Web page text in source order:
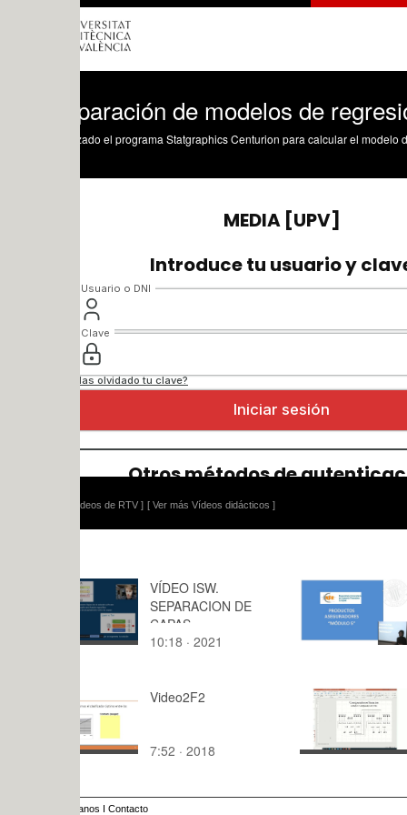
de modelos de regresión con
[ Ver más Vídeos didácticos ]
VÍDEO ISW.
SEPARACION DE
CAPAS
10:18 · 2021
Productos
39:35 ·
Video2F2
7:52 · 2018
ETSIT
15:43 ·